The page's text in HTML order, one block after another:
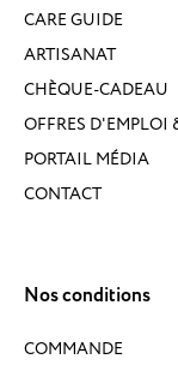
CARE GUIDE
ARTISANAT
CHÈQUE-CADEAU
OFFRES D'EMPLOI
PORTAIL MÉDIA
CONTACT
Nos conditions
COMMANDE